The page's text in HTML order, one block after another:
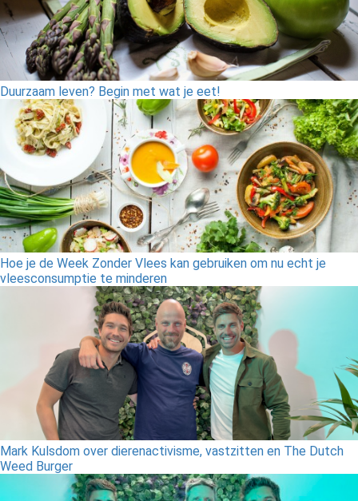
Duurzaam leven? Begin met wat je eet!
Hoe je de Week Zonder Vlees kan gebruiken om nu echt je
vleesconsumptie te minderen
Mark Kulsdom over dierenactivisme, vastzitten en The Dutch
Weed Burger